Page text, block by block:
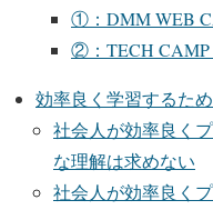
①：DMM WEB
②：TECH CAMP
効率良く学習するた
社会人が効率良く
な理解は求めない
社会人が効率良く